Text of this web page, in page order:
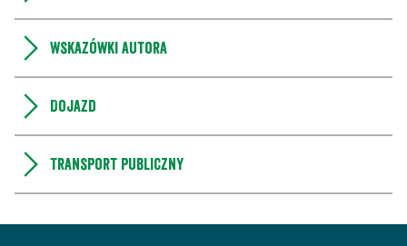
Wskazówki autora
Dojazd
Transport publiczny